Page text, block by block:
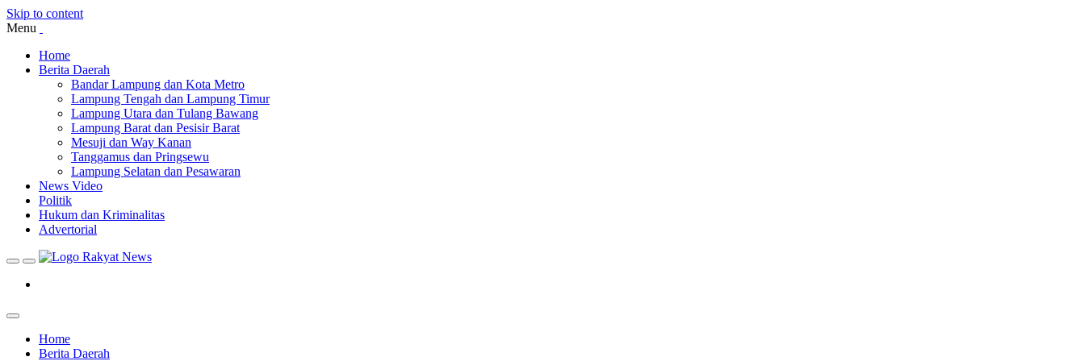
Skip to content
Menu
Home
Berita Daerah
Bandar Lampung dan Kota Metro
Lampung Tengah dan Lampung Timur
Lampung Utara dan Tulang Bawang
Lampung Barat dan Pesisir Barat
Mesuji dan Way Kanan
Tanggamus dan Pringsewu
Lampung Selatan dan Pesawaran
News Video
Politik
Hukum dan Kriminalitas
Advertorial
Home
Berita Daerah